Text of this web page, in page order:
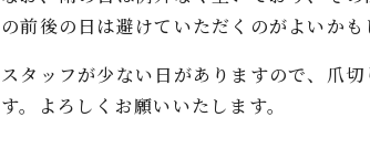
の前後の日は避けていただくのがよいかも
スタッフが少ない日がありますので、爪
す。よろしくお願いいたします。